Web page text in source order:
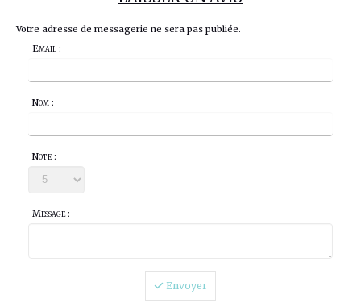
Votre adresse de messagerie ne sera pas publiée.
Email :
Nom :
Note :
Message :
Envoyer